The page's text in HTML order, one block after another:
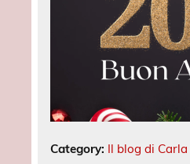
Category: Il blog di Carla